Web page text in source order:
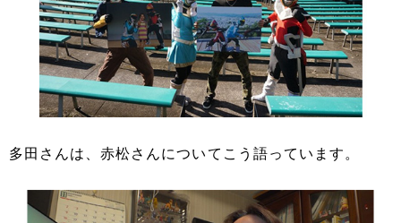
多田さんは、赤松さんについてこう語っています。